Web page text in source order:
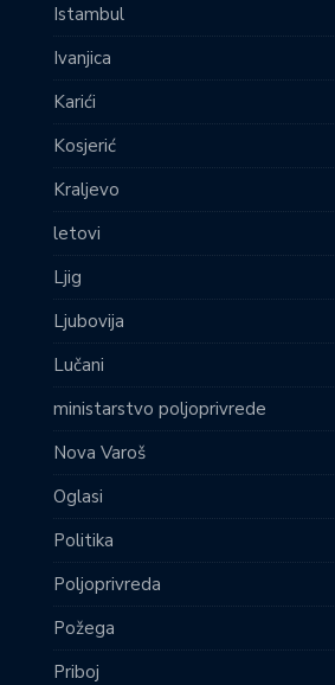
Istambul
Ivanjica
Karići
Kosjerić
Kraljevo
letovi
Ljig
Ljubovija
Lučani
ministarstvo poljoprivrede
Nova Varoš
Oglasi
Politika
Poljoprivreda
Požega
Priboj